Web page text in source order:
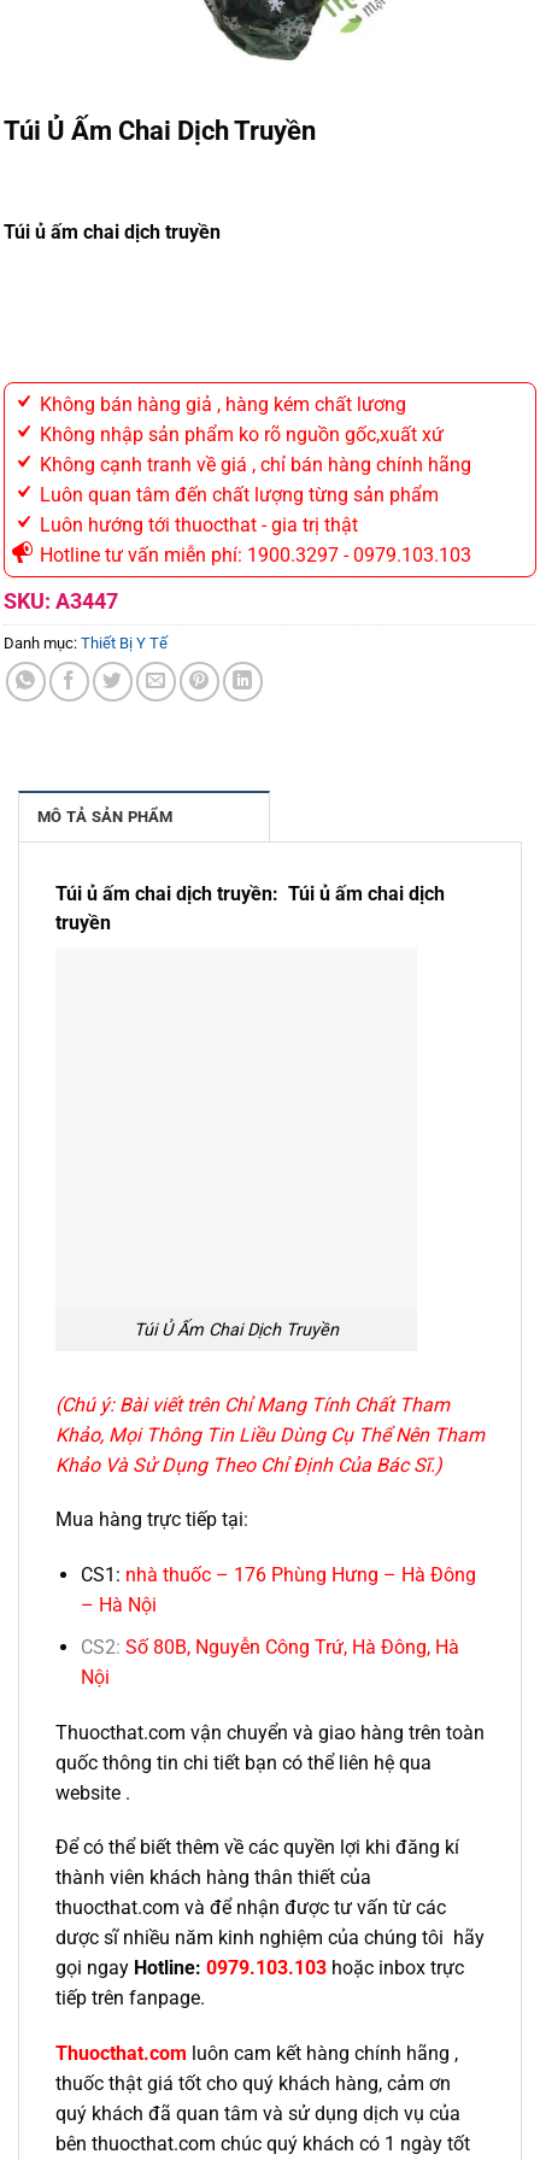
Túi Ủ Ấm Chai Dịch Truyền
Túi ủ ấm chai dịch truyền
Không bán hàng giả , hàng kém chất lương
Không nhập sản phẩm ko rõ nguồn gốc,xuất xứ
Không cạnh tranh về giá , chỉ bán hàng chính hãng
Luôn quan tâm đến chất lượng từng sản phẩm
Luôn hướng tới thuocthat - gia trị thật
Hotline tư vấn miễn phí: 1900.3297 - 0979.103.103
SKU: A3447
Danh mục: Thiết Bị Y Tế
MÔ TẢ SẢN PHẨM
Túi ủ ấm chai dịch truyền: Túi ủ ấm chai dịch
truyền
Túi Ủ Ấm Chai Dịch Truyền
(Chú ý: Bài viết trên Chỉ Mang Tính Chất Tham
Khảo, Mọi Thông Tin Liều Dùng Cụ Thể Nên Tham
Khảo Và Sử Dụng Theo Chỉ Định Của Bác Sĩ.)
Mua hàng trực tiếp tại:
CS1: nhà thuốc – 176 Phùng Hưng – Hà Đông
– Hà Nội
CS2: Số 80B, Nguyễn Công Trứ, Hà Đông, Hà
Nội
Thuocthat.com vận chuyển và giao hàng trên toàn
quốc thông tin chi tiết bạn có thể liên hệ qua
website .
Để có thể biết thêm về các quyền lợi khi đăng kí
thành viên khách hàng thân thiết của
thuocthat.com và để nhận được tư vấn từ các
dược sĩ nhiều năm kinh nghiệm của chúng tôi hãy
gọi ngay Hotline: 0979.103.103 hoặc inbox trực
tiếp trên fanpage.
Thuocthat.com luôn cam kết hàng chính hãng ,
thuốc thật giá tốt cho quý khách hàng, cảm ơn
quý khách đã quan tâm và sử dụng dịch vụ của
bên thuocthat.com chúc quý khách có 1 ngày tốt